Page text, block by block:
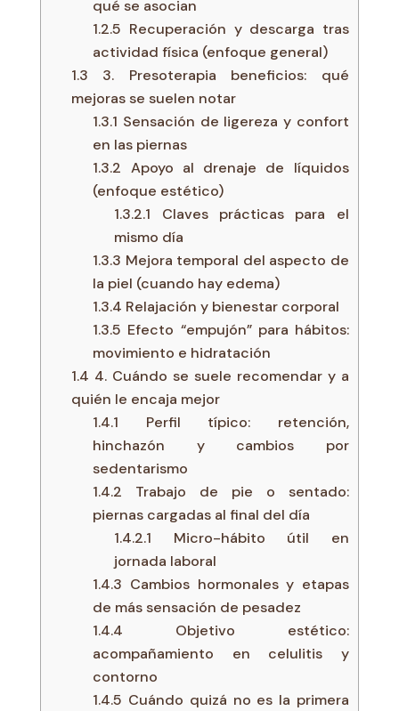
qué se asocian
1.2.5 Recuperación y descarga tras
actividad física (enfoque general)
1.3 3. Presoterapia beneficios: qué
mejoras se suelen notar
1.3.1 Sensación de ligereza y confort
en las piernas
1.3.2 Apoyo al drenaje de líquidos
(enfoque estético)
1.3.2.1 Claves prácticas para el
mismo día
1.3.3 Mejora temporal del aspecto de
la piel (cuando hay edema)
1.3.4 Relajación y bienestar corporal
1.3.5 Efecto “empujón” para hábitos:
movimiento e hidratación
1.4 4. Cuándo se suele recomendar y a
quién le encaja mejor
1.4.1 Perfil típico: retención,
hinchazón y cambios por
sedentarismo
1.4.2 Trabajo de pie o sentado:
piernas cargadas al final del día
1.4.2.1 Micro-hábito útil en
jornada laboral
1.4.3 Cambios hormonales y etapas
de más sensación de pesadez
1.4.4 Objetivo estético:
acompañamiento en celulitis y
contorno
1.4.5 Cuándo quizá no es la primera